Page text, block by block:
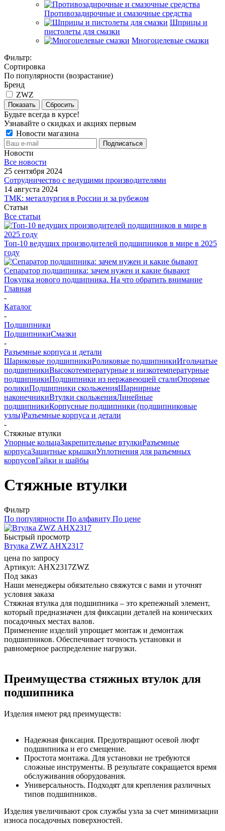
Противозадирочные и смазочные средства
Шприцы и
пистолеты для смазки
Многоцелевые смазки
Фильтр:
Сортировка
По популярности (возрастание)
Бренд
ZWZ
Показать Сбросить
Будьте всегда в курсе!
Узнавайте о скидках и акциях первым
Новости магазина
Новости
Все новости
25 сентября 2024
Сотрудничество с ведущими производителями
14 августа 2024
ТМК: металлургия в России и за рубежом
Статьи
Все статьи
Топ-10 ведущих производителей подшипников в мире в 2025
году
Сепаратор подшипника: зачем нужен и какие бывают
Покупка нового подшипника. На что обратить внимание
Главная
-
Каталог
-
Подшипники
ПодшипникиСмазки
-
Разъемные корпуса и детали
Шариковые подшипникиРоликовые подшипникиИгольчатые
подшипникиВысокотемпературные и низкотемпературные
подшипникиПодшипники из нержавеющей сталиОпорные
роликиПодшипники скольженияШарнирные
наконечникиВтулки скольженияЛинейные
подшипникиКорпусные подшипники (подшипниковые
узлы)Разъемные корпуса и детали
-
Стяжные втулки
Упорные кольцаЗакрепительные втулкиРазъемные
корпусаЗащитные крышкиУплотнения для разъемных
корпусовГайки и шайбы
Стяжные втулки
Фильтр
По популярности По алфавиту По цене
Быстрый просмотр
Втулка ZWZ AHX2317
цена по запросу
Артикул: AHX2317ZWZ
Под заказ
Наши менеджеры обязательно свяжутся с вами и уточнят
условия заказа
Стяжная втулка для подшипника – это крепежный элемент,
который предназначен для фиксации деталей на конических
посадочных местах валов.
Применение изделий упрощает монтаж и демонтаж
подшипников. Обеспечивает точность установки и
равномерное распределение нагрузки.
Преимущества стяжных втулок для
подшипника
Изделия имеют ряд преимуществ:
Надежная фиксация. Предотвращают осевой люфт
подшипника и его смещение.
Простота монтажа. Для установки не требуются
сложные инструменты. В результате сокращается время
обслуживания оборудования.
Универсальность. Подходят для крепления различных
типов подшипников.
Изделия увеличивают срок службы узла за счет минимизации
износа посадочных поверхностей.